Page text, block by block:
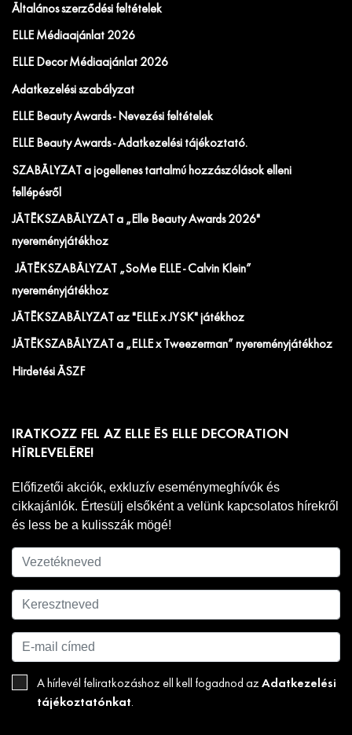
Általános szerződési feltételek
ELLE Médiaajánlat 2026
ELLE Decor Médiaajánlat 2026
Adatkezelési szabályzat
ELLE Beauty Awards - Nevezési feltételek
ELLE Beauty Awards - Adatkezelési tájékoztató.
SZABÁLYZAT a jogellenes tartalmú hozzászólások elleni
fellépésről
JÁTÉKSZABÁLYZAT a „Elle Beauty Awards 2026"
nyereményjátékhoz
JÁTÉKSZABÁLYZAT „SoMe ELLE - Calvin Klein”
nyereményjátékhoz
JÁTÉKSZABÁLYZAT az "ELLE x JYSK" játékhoz
JÁTÉKSZABÁLYZAT a „ELLE x Tweezerman” nyereményjátékhoz
Hirdetési ÁSZF
IRATKOZZ FEL AZ ELLE ÉS ELLE DECORATION
HÍRLEVELÉRE!
Előfizetői akciók, exkluzív eseménymeghívók és
cikkajánlók. Értesülj elsőként a velünk kapcsolatos hírekről
és less be a kulisszák mögé!
A hírlevél feliratkozáshoz ell kell fogadnod az Adatkezelési
tájékoztatónkat.